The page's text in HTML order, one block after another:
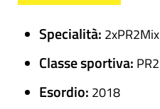
Specialità: 2xPR2Mix
Classe sportiva: PR2
Esordio: 2018